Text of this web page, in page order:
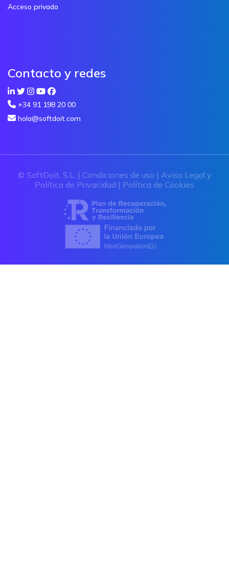
Acceso privado
Contacto y redes
+34 91 198 20 00
hola@softdoit.com
© SoftDoit, S.L. | Condiciones de uso | Aviso Legal y
Política de Privacidad | Política de Cookies